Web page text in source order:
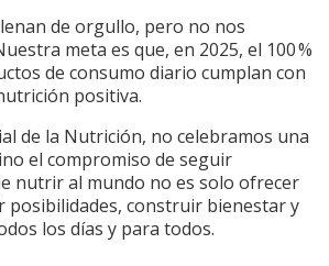
de orgullo, pero no nos
meta es que, en 2025, el 100 %
de consumo diario cumplan con
positiva.
de la Nutrición, no celebramos una
el compromiso de seguir
nutrir al mundo no es solo ofrecer
posibilidades, construir bienestar y
los días y para todos.